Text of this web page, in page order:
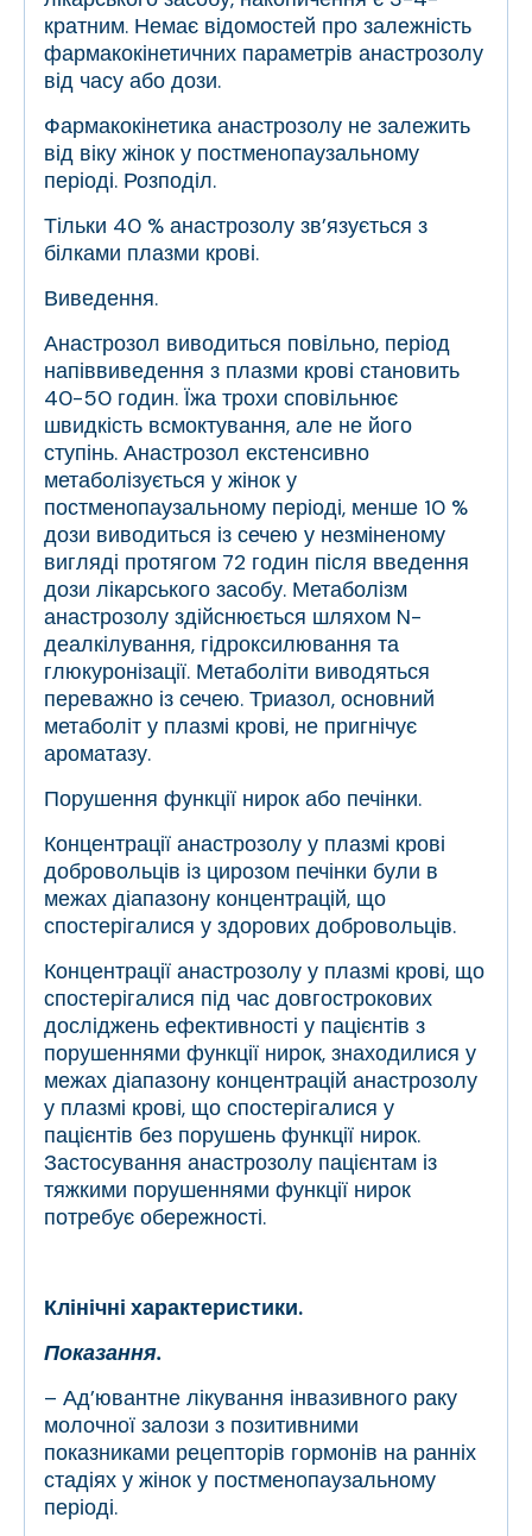
кратним. Немає відомостей про залежність
фармакокінетичних параметрів анастрозолу
від часу або дози.
Фармакокінетика анастрозолу не залежить
від віку жінок у постменопаузальному
періоді. Розподіл.
Тільки 40 % анастрозолу зв’язується з
білками плазми крові.
Виведення.
Анастрозол виводиться повільно, період
напіввиведення з плазми крові становить
40-50 годин. Їжа трохи сповільнює
швидкість всмоктування, але не його
ступінь. Анастрозол екстенсивно
метаболізується у жінок у
постменопаузальному періоді, менше 10 %
дози виводиться із сечею у незміненому
вигляді протягом 72 годин після введення
дози лікарського засобу. Метаболізм
анастрозолу здійснюється шляхом N-
деалкілування, гідроксилювання та
глюкуронізації. Метаболіти виводяться
переважно із сечею. Триазол, основний
метаболіт у плазмі крові, не пригнічує
ароматазу.
Порушення функції нирок або печінки.
Концентрації анастрозолу у плазмі крові
добровольців із цирозом печінки були в
межах діапазону концентрацій, що
спостерігалися у здорових добровольців.
Концентрації анастрозолу у плазмі крові, що
спостерігалися під час довгострокових
досліджень ефективності у пацієнтів з
порушеннями функції нирок, знаходилися у
межах діапазону концентрацій анастрозолу
у плазмі крові, що спостерігалися у
пацієнтів без порушень функції нирок.
Застосування анастрозолу пацієнтам із
тяжкими порушеннями функції нирок
потребує обережності.
Клінічні характеристики.
Показання.
– Ад’ювантне лікування інвазивного раку
молочної залози з позитивними
показниками рецепторів гормонів на ранніх
стадіях у жінок у постменопаузальному
періоді.